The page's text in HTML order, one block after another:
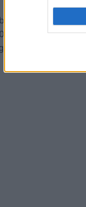
et 1 tasse
gr de poulet
1 tranche de